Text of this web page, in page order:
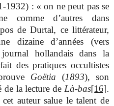
1932) : « on ne peut pas se
comme d’autres dans
de Durtal, ce littérateur,
dizaine d’années (vers
hollandais dans la
des pratiques occultistes
Goëtia (1893), son
la lecture de Là-bas[16].
auteur salue le talent de